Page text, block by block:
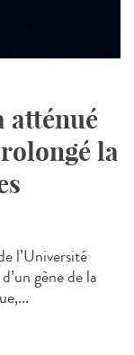
atténué
la
l’Université
gène de la